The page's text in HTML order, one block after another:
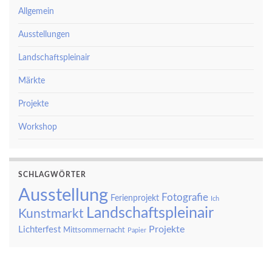
Allgemein
Ausstellungen
Landschaftspleinair
Märkte
Projekte
Workshop
SCHLAGWÖRTER
Ausstellung Ferienprojekt Fotografie Ich
Kunstmarkt Landschaftspleinair
Lichterfest Mittsommernacht Papier Projekte